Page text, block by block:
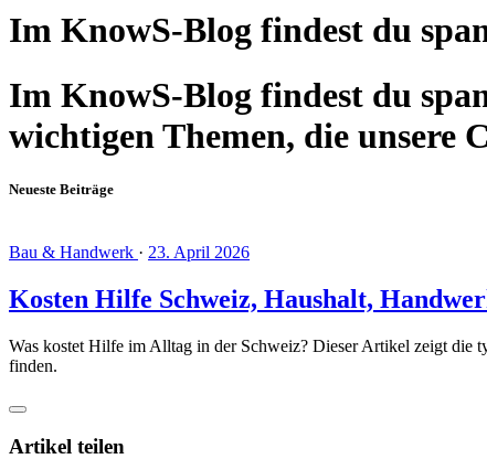
Im KnowS-Blog findest du
Im KnowS-Blog findest du
wichtigen Themen, die unsere
Neueste Beiträge
Bau & Handwerk · 23. April 2026
Kosten Hilfe Schweiz, Haushalt,
Was kostet Hilfe im Alltag in der Schweiz? Dieser Artikel zeigt die
finden.
Artikel teilen